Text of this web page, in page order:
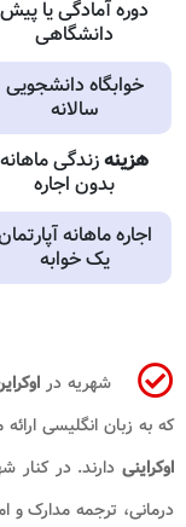
دوره آمادگی یا پیش
دانشگاهی
خوابگاه دانشجویی
سالانه
هزینهزندگی ماهانه
بدون اجاره
اجاره ماهانه
یک خوابه
شهریه در
که به زبان انگلیسی
اوکراینی دارند. در کنار
درمانی، ترجمه مدارک و